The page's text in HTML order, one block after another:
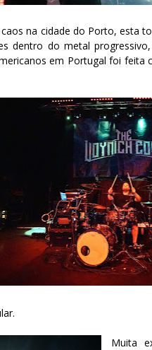
na cidade do Porto, esta
dentro do metal
em Portugal foi feita
Muita